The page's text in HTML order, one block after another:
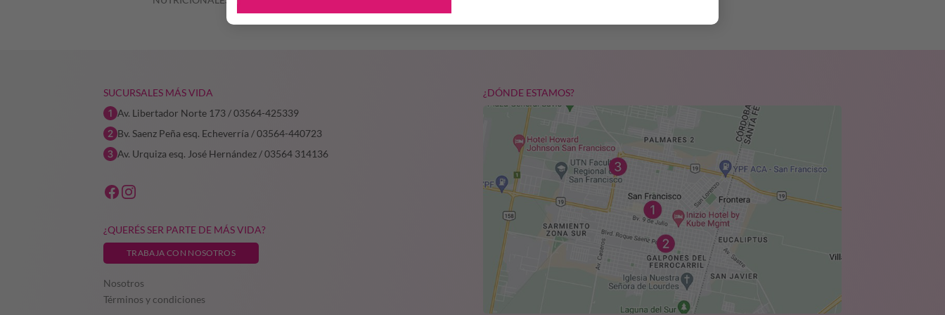
SUCURSALES MÁS VIDA
Av. Libertador Norte 173 / 03564-425339
Bv. Saenz Peña esq. Echeverría / 03564-440723
Av. Urquiza esq. José Hernández / 03564 314136
¿QUERÉS SER PARTE DE MÁS VIDA?
TRABAJA CON NOSOTROS
Nosotros
Términos y condiciones
¿DÓNDE ESTAMOS?